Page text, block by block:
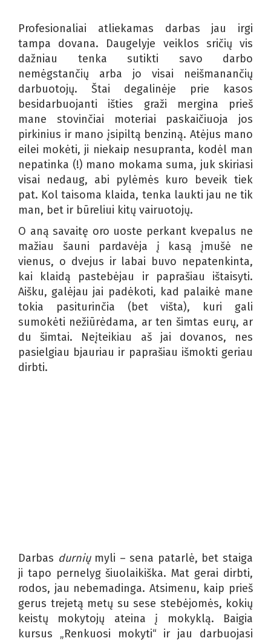
Profesionaliai atliekamas darbas jau irgi
tampa dovana. Daugelyje veiklos sričių vis
dažniau tenka sutikti savo darbo
nemėgstančių arba jo visai neišmanančių
darbuotojų. Štai degalinėje prie kasos
besidarbuojanti išties graži mergina prieš
mane stovinčiai moteriai paskaičiuoja jos
pirkinius ir mano įsipiltą benziną. Atėjus mano
eilei mokėti, ji niekaip nesupranta, kodėl man
nepatinka (!) mano mokama suma, juk skiriasi
visai nedaug, abi pylėmės kuro beveik tiek
pat. Kol taisoma klaida, tenka laukti jau ne tik
man, bet ir būreliui kitų vairuotojų.
O aną savaitę oro uoste perkant kvepalus ne
mažiau šauni pardavėja į kasą įmušė ne
vienus, o dvejus ir labai buvo nepatenkinta,
kai klaidą pastebėjau ir paprašiau ištaisyti.
Aišku, galėjau jai padėkoti, kad palaikė mane
tokia pasiturinčia (bet višta), kuri gali
sumokėti nežiūrėdama, ar ten šimtas eurų, ar
du šimtai. Neįteikiau aš jai dovanos, nes
pasielgiau bjauriau ir paprašiau išmokti geriau
dirbti.
Darbas durnių myli – sena patarlė, bet staiga
ji tapo pernelyg šiuolaikiška. Mat gerai dirbti,
rodos, jau nebemadinga. Atsimenu, kaip prieš
gerus trejetą metų su sese stebėjomės, kokių
keistų mokytojų ateina į mokyklą. Baigia
kursus „Renkuosi mokyti“ ir jau darbuojasi